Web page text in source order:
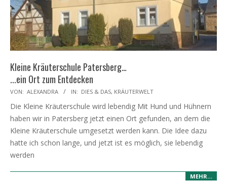
Kleine Kräuterschule Patersberg…
...ein Ort zum Entdecken
2026-
01-
05
VON: ALEXANDRA IN: DIES & DAS, KRÄUTERWELT
Die Kleine Kräuterschule wird lebendig Mit Hund und Hühnern
haben wir in Patersberg jetzt einen Ort gefunden, an dem die
Kleine Kräuterschule umgesetzt werden kann. Die Idee dazu
hatte ich schon lange, und jetzt ist es möglich, sie lebendig
werden
MEHR…